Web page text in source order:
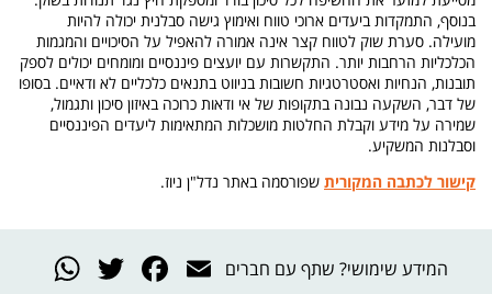
בנוסף, התמקדות ביעדים ארוכי טווח ואימוץ גישה סבלנית יכולה להיות
מועילה. סערת שוק לטווח קצר אינה אמורה להאפיל על הסיכויים והמגמות
הכלכליות הרחבות יותר. התקשרות עם יועצים פיננסיים ומומחים יכולים לספק
תובנות, הנחיות ואסטרטגיות חשובות בניווט בתנאים כלכליים לא ודאיים. בסופו
של דבר, השקעה נבונה בתקופות של אי ודאות כרוכה באיזון סיכון ותגמול,
שמירה על מידע וקבלת החלטות מושכלות המתאימות ליעדים הפיננסיים
וסבלנות המשקיע.
קישור לכתבה המקורית שפורסמה באתר נדל"ן ניוז.
המידע שימושי? שתף עם חברים Email